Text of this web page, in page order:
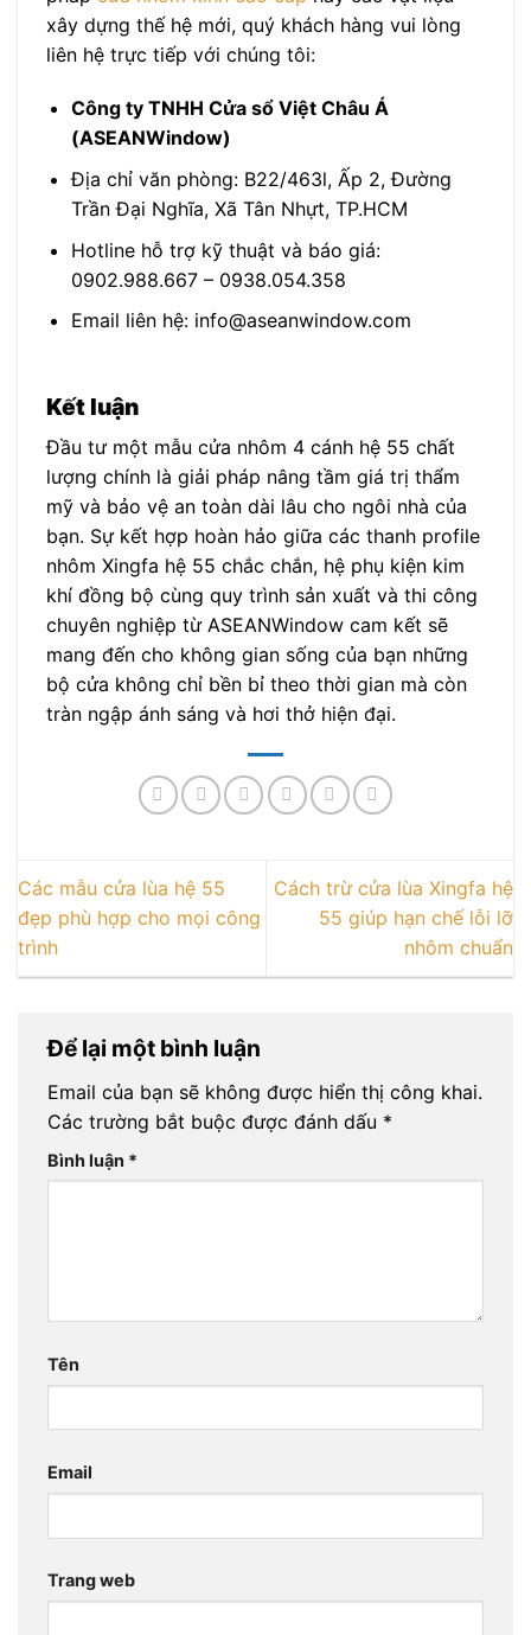
xây dựng thế hệ mới, quý khách hàng vui lòng
liên hệ trực tiếp với chúng tôi:
Công ty TNHH Cửa sổ Việt Châu Á
(ASEANWindow)
Địa chỉ văn phòng: B22/463l, Ấp 2, Đường
Trần Đại Nghĩa, Xã Tân Nhựt, TP.HCM
Hotline hỗ trợ kỹ thuật và báo giá:
0902.988.667 – 0938.054.358
Email liên hệ: info@aseanwindow.com
Kết luận
Đầu tư một mẫu cửa nhôm 4 cánh hệ 55 chất
lượng chính là giải pháp nâng tầm giá trị thẩm
mỹ và bảo vệ an toàn dài lâu cho ngôi nhà của
bạn. Sự kết hợp hoàn hảo giữa các thanh profile
nhôm Xingfa hệ 55 chắc chắn, hệ phụ kiện kim
khí đồng bộ cùng quy trình sản xuất và thi công
chuyên nghiệp từ ASEANWindow cam kết sẽ
mang đến cho không gian sống của bạn những
bộ cửa không chỉ bền bỉ theo thời gian mà còn
tràn ngập ánh sáng và hơi thở hiện đại.
Các mẫu cửa lùa hệ 55
đẹp phù hợp cho mọi công
trình
Cách trừ cửa lùa Xingfa hệ
55 giúp hạn chế lỗi lỡ
nhôm chuẩn
Để lại một bình luận
Email của bạn sẽ không được hiển thị công khai.
Các trường bắt buộc được đánh dấu *
Bình luận *
Tên
Email
Trang web